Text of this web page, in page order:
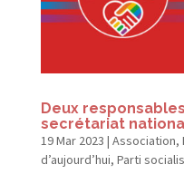
Deux
secrétariat
19 Mar 2023 | Association,
d’aujourd’hui, Parti